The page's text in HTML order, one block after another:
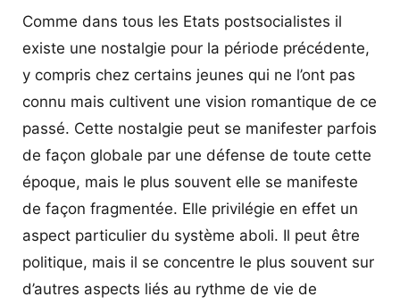
Comme dans tous les Etats postsocialistes il
existe une nostalgie pour la période précédente,
y compris chez certains jeunes qui ne l’ont pas
connu mais cultivent une vision romantique de ce
passé. Cette nostalgie peut se manifester parfois
de façon globale par une défense de toute cette
époque, mais le plus souvent elle se manifeste
de façon fragmentée. Elle privilégie en effet un
aspect particulier du système aboli. Il peut être
politique, mais il se concentre le plus souvent sur
d’autres aspects liés au rythme de vie de